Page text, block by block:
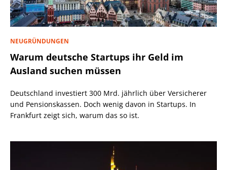
NEUGRÜNDUNGEN
Warum deutsche Startups ihr Geld im
Ausland suchen müssen
Deutschland investiert 300 Mrd. jährlich über Versicherer
und Pensionskassen. Doch wenig davon in Startups. In
Frankfurt zeigt sich, warum das so ist.